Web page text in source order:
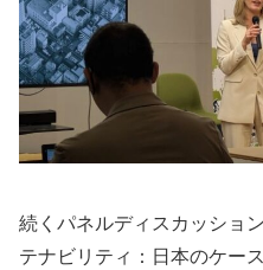
続くパネルディスカッショ
テナビリティ：日本のケー